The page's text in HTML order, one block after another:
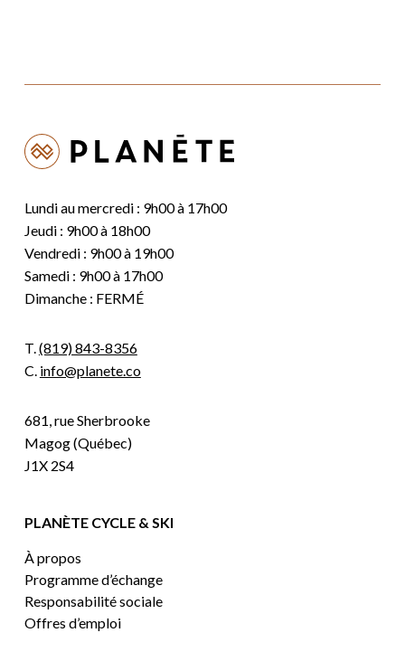
Lundi au mercredi : 9h00 à 17h00
Jeudi : 9h00 à 18h00
Vendredi : 9h00 à 19h00
Samedi : 9h00 à 17h00
Dimanche : FERMÉ
T.(819) 843-8356
C. info@planete.co
681, rue Sherbrooke
Magog (Québec)
J1X 2S4
PLANÈTE CYCLE & SKI
À propos
Programme d’échange
Responsabilité sociale
Offres d’emploi